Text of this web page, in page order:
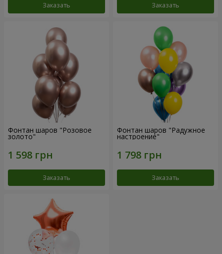
Заказать Заказать
Фонтан шаров "Розовое
золото"
Заказать
Фонтан шаров "Радужное
настроение"
Заказать